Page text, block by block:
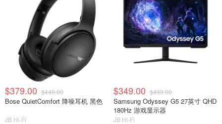
$379.00 $449.00
Bose QuietComfort 降噪耳机 黑色
JB Hi-Fi
$349.00 $499.00
Samsung Odyssey G5 27英寸 QHD
180Hz 游戏显示器
JB Hi-Fi